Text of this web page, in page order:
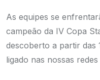
As equipes se
campeão da IV Copa
descoberto a partir das
ligado nas nossas redes